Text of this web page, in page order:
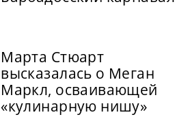
Марта Стюарт
высказалась о Меган
Маркл, осваивающей
«кулинарную нишу»